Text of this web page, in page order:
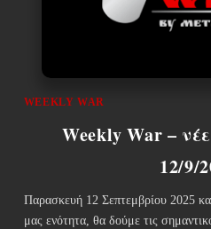
WEEKLY WAR
Weekly War –
12/9/
Παρασκευή 12 Σεπτεμβρίου 2025
μας ενότητα, θα δούμε τις